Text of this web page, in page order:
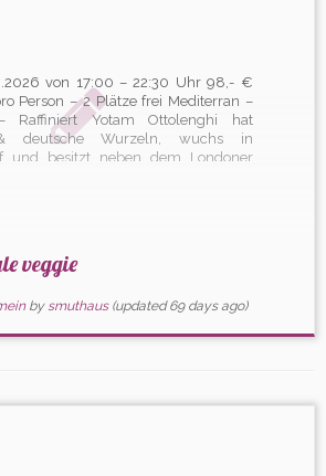
von 17:00 – 22:30 Uhr 98,- €
Person – 2 Plätze frei Mediterran –
Raffiniert Yotam Ottolenghi hat
deutsche Wurzeln, wuchs in
und besitzt neben dem Londoner
veggie
by smuthaus(updated 69 days ago)